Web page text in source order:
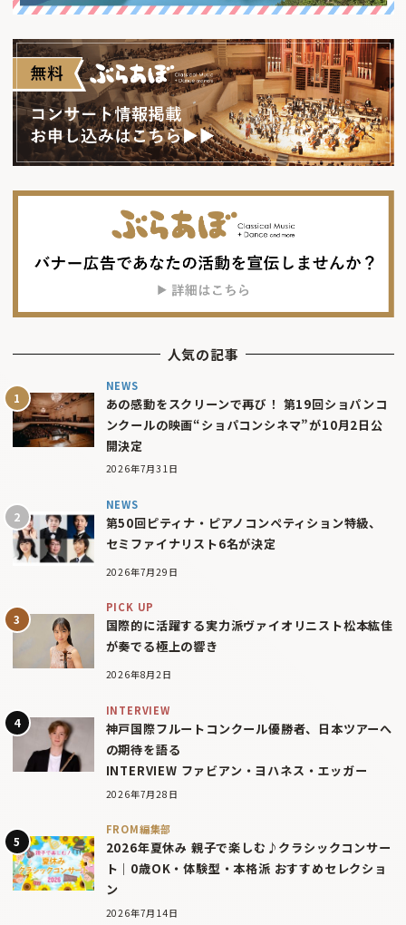
人気の記事
NEWS
あの感動をスクリーンで再び！ 第19回ショパンコ
ンクールの映画“ショパコンシネマ”が10月2日公
開決定
2026年7月31日
NEWS
第50回ピティナ・ピアノコンペティション特級、
セミファイナリスト6名が決定
2026年7月29日
PICK UP
国際的に活躍する実力派ヴァイオリニスト松本紘佳
が奏でる極上の響き
2026年8月2日
INTERVIEW
神戸国際フルートコンクール優勝者、日本ツアーへ
の期待を語る
INTERVIEW ファビアン・ヨハネス・エッガー
2026年7月28日
FROM編集部
2026年夏休み 親子で楽しむ♪クラシックコンサー
ト｜0歳OK・体験型・本格派 おすすめセレクショ
ン
2026年7月14日